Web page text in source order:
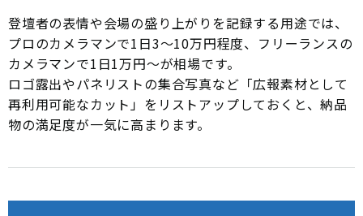
登壇者の表情や会場の盛り上がりを記録する用途では、
プロのカメラマンで1日3〜10万円程度、フリーランスの
カメラマンで1日1万円〜が相場です。
ロゴ露出やパネリストの集合写真など「広報素材として
再利用可能なカット」をリストアップしておくと、納品
物の満足度が一気に高まります。